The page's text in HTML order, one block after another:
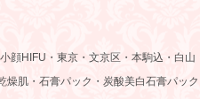
顔HIFU・東京・文京区・本駒込・白
肌・石膏パック・炭酸美白石膏パッ